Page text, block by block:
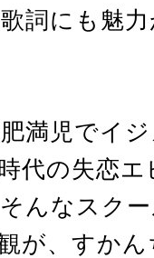
詞にも魅
満児でイ
代の失恋
んなスク
が、すか